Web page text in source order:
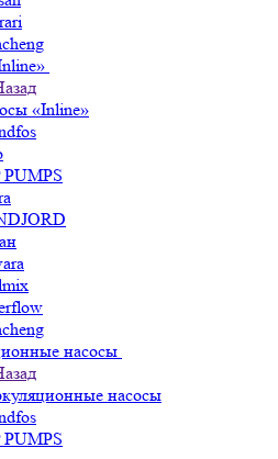
«Inline»
насосы
насосы